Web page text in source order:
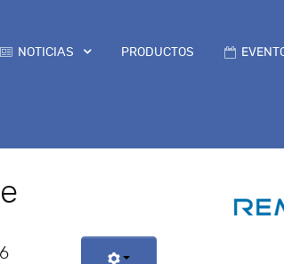
NOTICIAS PRODUCTOS